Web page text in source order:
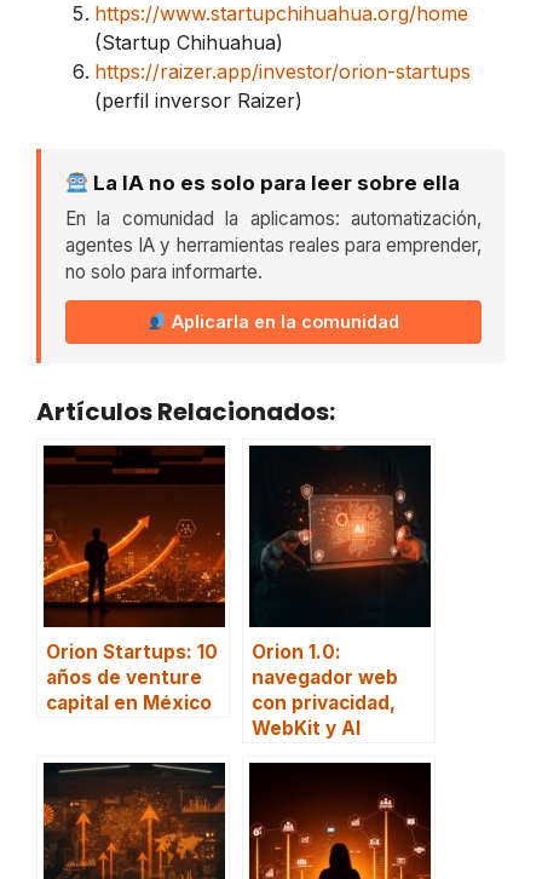
https://www.startupchihuahua.org/home
(Startup Chihuahua)
https://raizer.app/investor/orion-startups
(perfil inversor Raizer)
La IA no es solo para leer sobre ella
En la comunidad la aplicamos: automatización,
agentes IA y herramientas reales para emprender,
no solo para informarte.
Aplicarla en la comunidad
Artículos Relacionados:
Orion Startups: 10
años de venture
capital en México
Orion 1.0:
navegador web
con privacidad,
WebKit y AI